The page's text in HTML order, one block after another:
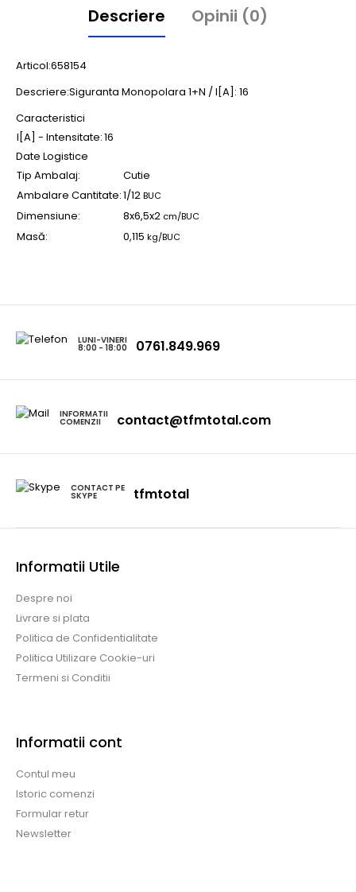
Descriere Opinii (0)
Articol:658154
Descriere:Siguranta Monopolara 1+N / I[A]: 16
Caracteristici
I[A] - Intensitate:16
Date Logistice
Tip Ambalaj:
Cutie
Ambalare Cantitate:1/12BUC
Dimensiune: 8x6,5x2 cm/BUC
Masă: 0,115 kg/BUC
LUNI-VINERI
8:00 - 18:00 0761.849.969
INFORMATII
COMENZII contact@tfmtotal.com
CONTACT PE
SKYPE tfmtotal
Informatii Utile
Despre noi
Livrare si plata
Politica de Confidentialitate
Politica Utilizare Cookie-uri
Termeni si Conditii
Informatii cont
Contul meu
Istoric comenzi
Formular retur
Newsletter